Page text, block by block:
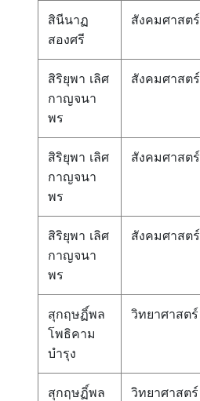
สินีนาฏ
สองศรี
สังคมศาสตร์
สิริยุพา เลิศ
กาญจนา
พร
สังคมศาสตร์
สิริยุพา เลิศ
กาญจนา
พร
สังคมศาสตร์
สิริยุพา เลิศ
กาญจนา
พร
สังคมศาสตร์
สุกฤษฏิ์พล
โพธิคาม
บำรุง
วิทยาศาสตร์
สุกฤษฏิ์พล
วิทยาศาสตร์